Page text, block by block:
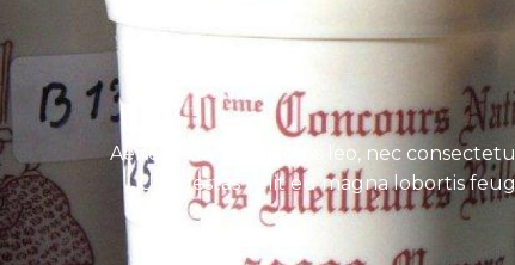
Aenean tincidunt eros leo, nec
Ut egestas velit eu magna lobortis